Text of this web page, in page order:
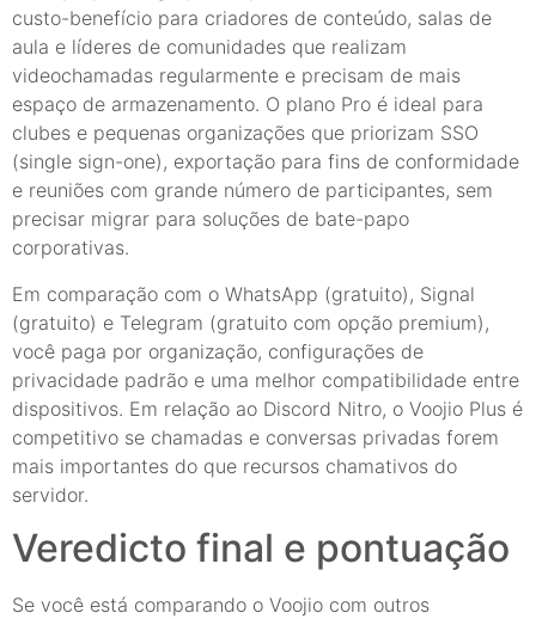
custo-benefício para criadores de conteúdo, salas de
aula e líderes de comunidades que realizam
videochamadas regularmente e precisam de mais
espaço de armazenamento. O plano Pro é ideal para
clubes e pequenas organizações que priorizam SSO
(single sign-one), exportação para fins de conformidade
e reuniões com grande número de participantes, sem
precisar migrar para soluções de bate-papo
corporativas.
Em comparação com o WhatsApp (gratuito), Signal
(gratuito) e Telegram (gratuito com opção premium),
você paga por organização, configurações de
privacidade padrão e uma melhor compatibilidade entre
dispositivos. Em relação ao Discord Nitro, o Voojio Plus é
competitivo se chamadas e conversas privadas forem
mais importantes do que recursos chamativos do
servidor.
Veredicto final e pontuação
Se você está comparando o Voojio com outros